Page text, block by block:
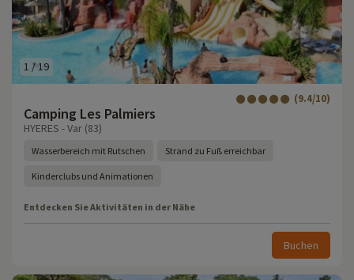
1 /19
Camping Les Palmiers
(9.4/10)
HYERES - Var (83)
Wasserbereich mit Rutschen Strand zu Fuß erreichbar
Kinderclubs und Animationen
Entdecken Sie Aktivitäten in der Nähe
Buchen